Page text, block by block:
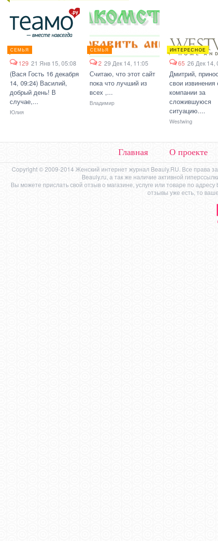
СЕМЬЯ
129 21 Янв 15, 05:08
(Вася Гость 16 декабря
14, 09:24) Василий,
добрый день! В
случае,...
Юлия
СЕМЬЯ
2 29 Дек 14, 11:05
Считаю, что этот сайт
пока что лучший из
всех ,...
Владимир
ИНТЕРЕСНОЕ
65 26 Дек 14,
Дмитрий,
свои извинения
компании за
сложившуюся
ситуацию....
Westwing
Главная О проекте
Copyright © 2009-2014 Женский интернет журнал Beauly.RU. Все права
Beauly.ru, а так же наличие активной
Вы можете прислать свой отзыв о магазине, услуге или товаре по адресу
отзывы уже есть, то